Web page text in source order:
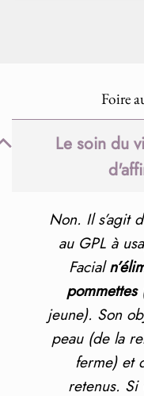
Foire
Le soin du
Non. Il s’agit
au GPL à
Facial
pommettes
jeune). Son
peau (de la
ferme) et
retenus. Si